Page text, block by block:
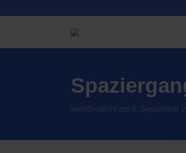
Veröffentlicht am 6. September